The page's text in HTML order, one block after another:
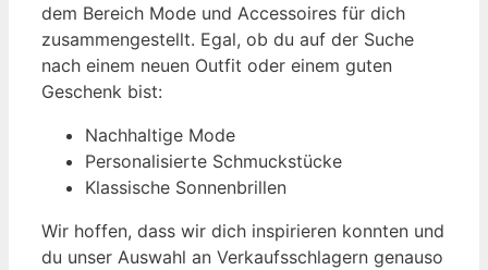
dem Bereich Mode und Accessoires für dich
zusammengestellt. Egal, ob du auf der Suche
nach einem neuen Outfit oder einem guten
Geschenk bist:
Nachhaltige Mode
Personalisierte Schmuckstücke
Klassische Sonnenbrillen
Wir hoffen, dass wir dich inspirieren konnten und
du unser Auswahl an Verkaufsschlagern genauso